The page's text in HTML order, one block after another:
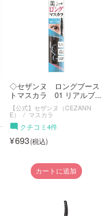
◇セザンヌ ロングブース
トマスカラ 01 リアルブ...
【公式】セザンヌ（CEZANN
E） マスカラ
クチコミ4件
693
カートに追加